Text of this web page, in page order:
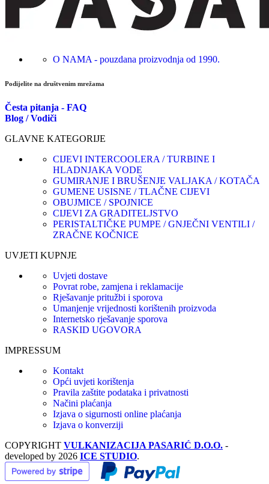
O NAMA - pouzdana proizvodnja od 1990.
Podijelite na društvenim mrežama
Česta pitanja - FAQ
Blog / Vodiči
GLAVNE KATEGORIJE
CIJEVI INTERCOOLERA / TURBINE I
HLADNJAKA VODE
GUMIRANJE I BRUŠENJE VALJAKA / KOTAČA
GUMENE USISNE / TLAČNE CIJEVI
OBUJMICE / SPOJNICE
CIJEVI ZA GRADITELJSTVO
PERISTALTIČKE PUMPE / GNJEČNI VENTILI /
ZRAČNE KOČNICE
UVJETI KUPNJE
Uvjeti dostave
Povrat robe, zamjena i reklamacije
Rješavanje pritužbi i sporova
Umanjenje vrijednosti korištenih proizvoda
Internetsko rješavanje sporova
RASKID UGOVORA
IMPRESSUM
Kontakt
Opći uvjeti korištenja
Pravila zaštite podataka i privatnosti
Načini plaćanja
Izjava o sigurnosti online plaćanja
Izjava o konverziji
COPYRIGHT VULKANIZACIJA PASARIĆ D.O.O. -
developed by 2026 ICE STUDIO.